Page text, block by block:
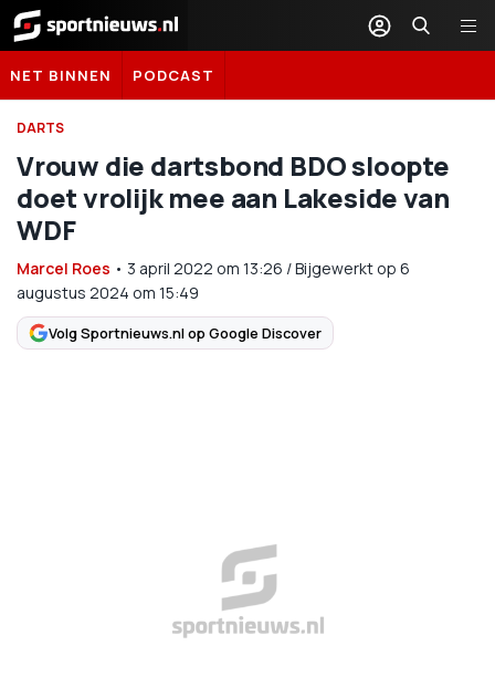
Sportnieuws.nl
NET BINNEN PODCAST
DARTS
Vrouw die dartsbond BDO sloopte
doet vrolijk mee aan Lakeside van
WDF
Marcel Roes • 3 april 2022 om 13:26 /Bijgewerkt op 6
augustus 2024 om 15:49
Volg Sportnieuws.nl op Google Discover